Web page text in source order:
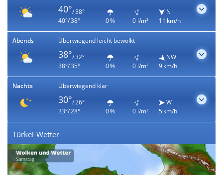
40°/ 38°
40°/ 38°
0 % 0 l/m²
N
11 km/h
Abends Überwiegend leicht bewölkt
38°/ 32°
38°/ 35°
0 % 0 l/m²
NW
9 km/h
Nachts Überwiegend klar
30°/ 26°
33°/ 28°
0 % 0 l/m²
W
5 km/h
Türkei-Wetter